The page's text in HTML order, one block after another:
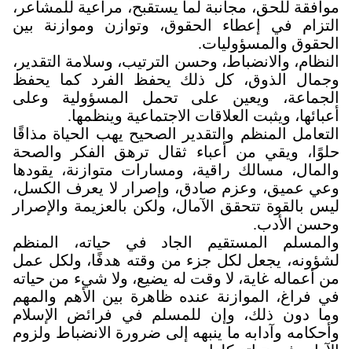
موافقة للحق، مجانبة لما يستقبح، مراعية للمشاعر،
التزام في إعطاء الحقوق، وتوازن وموازنة بين
الحقوق والمسؤوليات.
النظام، والانضباط، وحسن الترتيب، وسلامة التقدير،
وجمال الذوق، كل ذلك يحفظ الفرد كما يحفظ
الجماعة، ويعين على تحمل المسؤولية وعلى
أعبائها، ويثبت العلاقات الاجتماعية وينظمها.
التعامل المنظم والتقدير الصحيح يهب الحياة مذاقًا
حلوًا، ويقي من أعباء ثقال ترهق الفكر والصحة
والمال، مسالك راقية، ومسارات متوازنة، يقودها
وعي عميق، وعزم صادق، وإصرار لا يعرف الكسل،
ليس بالقوة تتحقق الآمال، ولكن بالعزيمة والإصرار
وحسن الأدب.
والمسلم المستقيم الجاد في حياته، المنظم
لشؤونه، يجعل لكل جزء من وقته هدفًا، ولكل عمل
من أعماله غاية، لا وقت له يضيع، ولا شيء من حياته
في فراغ، الموازنة عنده ظاهرة بين الأهم والمهم
وما دون ذلك، وإن للمسلم في فرائض الإسلام
وأحكامه وآدابه ما ينبهه إلى ضرورة الانضباط ولزوم